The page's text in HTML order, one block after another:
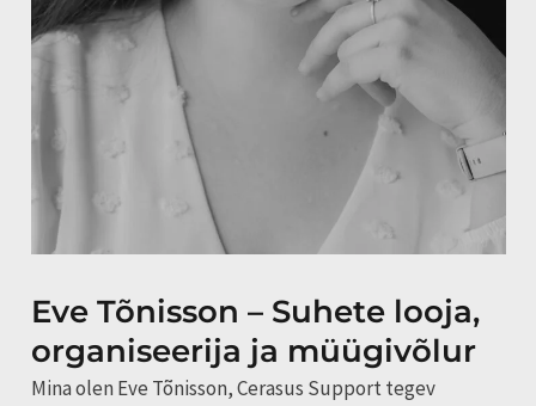
Eve Tõnisson – Suhete looja,
organiseerija ja müügivõlur
Mina olen Eve Tõnisson, Cerasus Support tegev